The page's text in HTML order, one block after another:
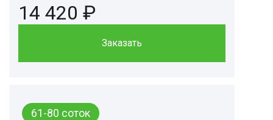
14 420 ₽
Заказать
61-80 соток